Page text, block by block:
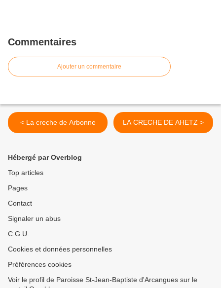
Commentaires
Ajouter un commentaire
< La creche de Arbonne LA CRECHE DE AHETZ >
Hébergé par Overblog
Top articles
Pages
Contact
Signaler un abus
C.G.U.
Cookies et données personnelles
Préférences cookies
Voir le profil de Paroisse St-Jean-Baptiste d'Arcangues sur le